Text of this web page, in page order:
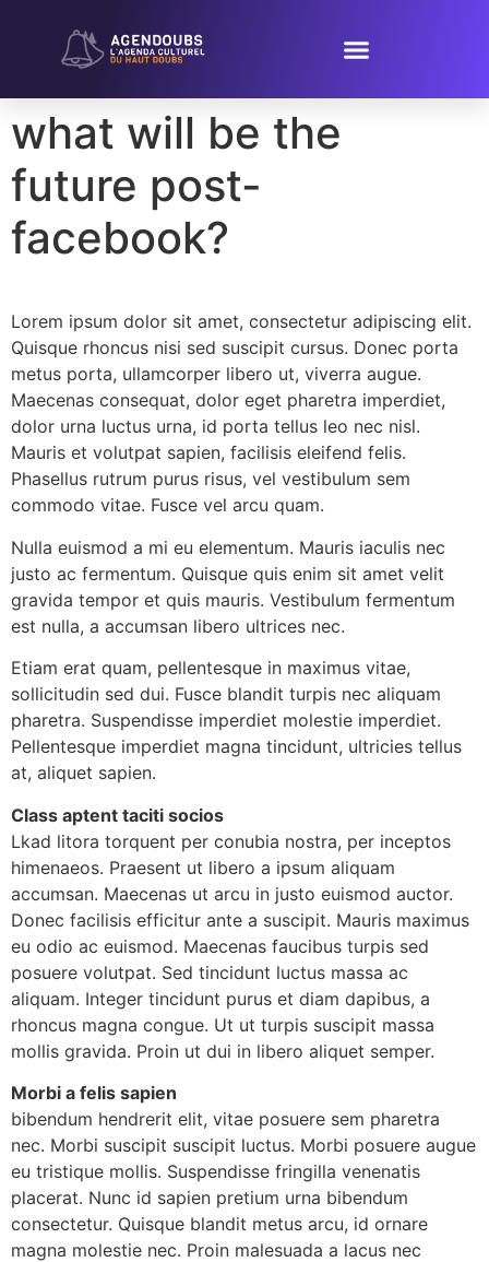
what will be the
future post-
facebook?
Lorem ipsum dolor sit amet, consectetur adipiscing elit.
Quisque rhoncus nisi sed suscipit cursus. Donec porta
metus porta, ullamcorper libero ut, viverra augue.
Maecenas consequat, dolor eget pharetra imperdiet,
dolor urna luctus urna, id porta tellus leo nec nisl.
Mauris et volutpat sapien, facilisis eleifend felis.
Phasellus rutrum purus risus, vel vestibulum sem
commodo vitae. Fusce vel arcu quam.
Nulla euismod a mi eu elementum. Mauris iaculis nec
justo ac fermentum. Quisque quis enim sit amet velit
gravida tempor et quis mauris. Vestibulum fermentum
est nulla, a accumsan libero ultrices nec.
Etiam erat quam, pellentesque in maximus vitae,
sollicitudin sed dui. Fusce blandit turpis nec aliquam
pharetra. Suspendisse imperdiet molestie imperdiet.
Pellentesque imperdiet magna tincidunt, ultricies tellus
at, aliquet sapien.
Class aptent taciti socios
Lkad litora torquent per conubia nostra, per inceptos
himenaeos. Praesent ut libero a ipsum aliquam
accumsan. Maecenas ut arcu in justo euismod auctor.
Donec facilisis efficitur ante a suscipit. Mauris maximus
eu odio ac euismod. Maecenas faucibus turpis sed
posuere volutpat. Sed tincidunt luctus massa ac
aliquam. Integer tincidunt purus et diam dapibus, a
rhoncus magna congue. Ut ut turpis suscipit massa
mollis gravida. Proin ut dui in libero aliquet semper.
Morbi a felis sapien
bibendum hendrerit elit, vitae posuere sem pharetra
nec. Morbi suscipit suscipit luctus. Morbi posuere augue
eu tristique mollis. Suspendisse fringilla venenatis
placerat. Nunc id sapien pretium urna bibendum
consectetur. Quisque blandit metus arcu, id ornare
magna molestie nec. Proin malesuada a lacus nec